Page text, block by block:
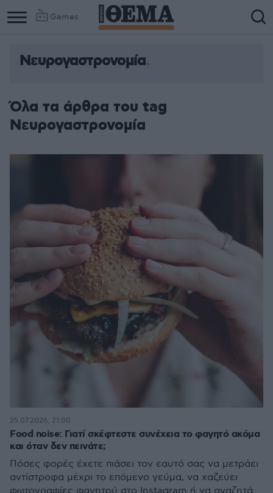
Games
Column
Column
Νευρογαστρονομία
Όλα τα άρθρα του tag
Νευρογαστρονομία
Food noise: Γιατί σκέφτεστε συνέχεια το φαγητό ακόμα
και όταν δεν πεινάτε;
Πόσες φορές έχετε πιάσει τον εαυτό σας να μετράει
αντίστροφα μέχρι το επόμενο γεύμα, να χαζεύει
25.07.2026, 21:00